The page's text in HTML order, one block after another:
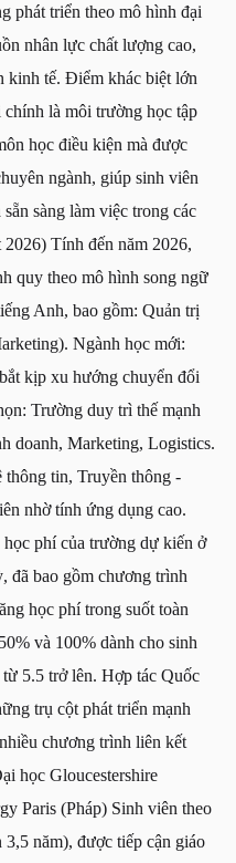
phát triển theo mô hình đại
nhân lực chất lượng cao,
kinh tế. Điểm khác biệt lớn
là môi trường học tập
học điều kiện mà được
ngành, giúp sinh viên
sàng làm việc trong các
Tính đến năm 2026,
quy theo mô hình song ngữ
Anh, bao gồm: Quản trị
Ngành học mới:
kịp xu hướng chuyển đổi
Trường duy trì thế mạnh
doanh, Marketing, Logistics.
tin, Truyền thông -
nhờ tính ứng dụng cao.
phí của trường dự kiến ở
đã bao gồm chương trình
học phí trong suốt toàn
và 100% dành cho sinh
5.5 trở lên. Hợp tác Quốc
trụ cột phát triển mạnh
chương trình liên kết
học Gloucestershire
Paris (Pháp) Sinh viên theo
năm), được tiếp cận giáo